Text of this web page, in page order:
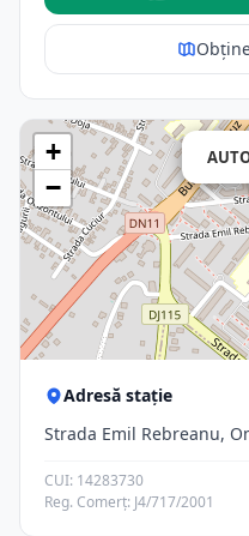
+
−
Adresă stație
Strada Emil Rebreanu,
CUI: 14283730
Reg. Comerț: J4/717/2001